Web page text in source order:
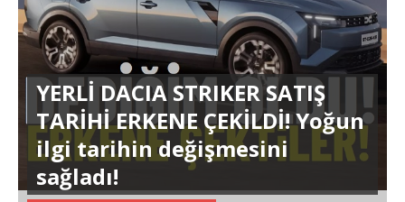
YERLİ DACIA STRIKER SATIŞ
TARİHİ ERKENE ÇEKİLDİ! Yoğun
ilgi tarihin değişmesini
sağladı!